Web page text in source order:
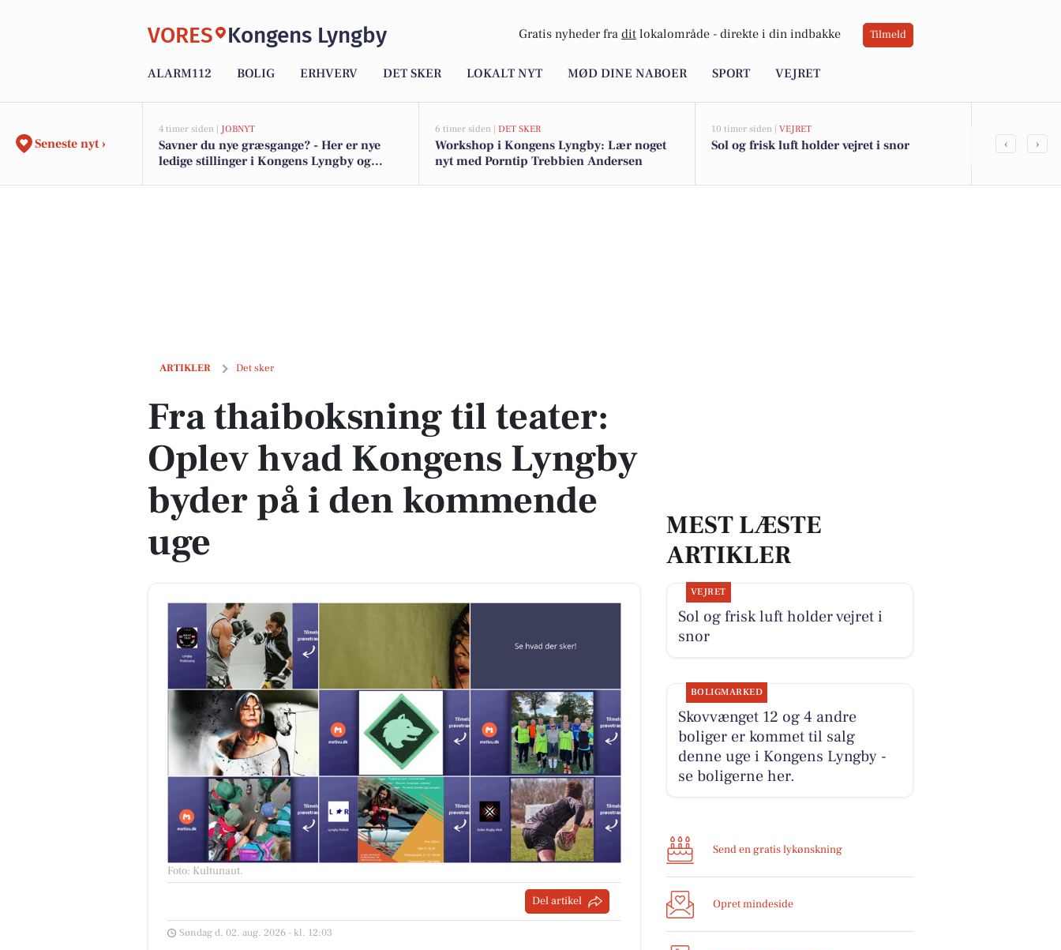
VORES Kongens Lyngby Gratis nyheder fra dit lokalområde - direkte i din indbakke Tilmeld
ALARM112 BOLIG ERHVERV DET SKER LOKALT NYT MØD DINE NABOER SPORT VEJRET
Seneste nyt ›
4 timer siden | JOBNYT
Savner du nye græsgange? - Her er nye
ledige stillinger i Kongens Lyngby og
6 timer siden | DET SKER
Workshop i Kongens Lyngby: Lær noget
nyt med Porntip Trebbien Andersen
10 timer siden | VEJRET
Sol og frisk luft holder vejret i snor
Top 6 over
‹ ›
ARTIKLER Det sker
Fra thaiboksning til teater: Oplev hvad Kongens Lyngby byder på i den kommende uge
Fra thaiboksning til teater:
Oplev hvad Kongens Lyngby
byder på i den kommende
uge
Foto: Kultunaut.
Del artikel
Søndag d. 02. aug. 2026 - kl. 12:03
MEST LÆSTE
ARTIKLER
VEJRET
Sol og frisk luft holder vejret i
snor
BOLIGMARKED
Skovvænget 12 og 4 andre
boliger er kommet til salg
denne uge i Kongens Lyngby -
se boligerne her.
Send en gratis lykønskning
Opret mindeside